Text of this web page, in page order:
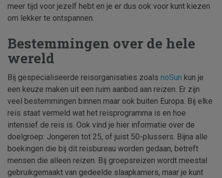
meer tijd voor jezelf hebt en je er dus ook voor kunt kiezen
om lekker te ontspannen.
Bestemmingen over de hele
wereld
Bij gespecialiseerde reisorganisaties zoals noSun kun je
een keuze maken uit een ruim aanbod aan reizen. Er zijn
veel bestemmingen binnen maar ook buiten Europa. Bij elke
reis staat vermeld wat het reisprogramma is en hoe
intensief de reis is. Ook vind je hier informatie over de
doelgroep: Jongeren tot 25, of juist 50-plussers. Bijna alle
boekingen die bij dit reisbureau worden gedaan, betreft
mensen die alleen reizen. Bij groepsreizen wordt meestal
gebruikgemaakt van gedeelde slaapkamers, maar je kunt